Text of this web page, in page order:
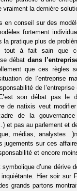
vraiment la dernière
en conseil sur des
fortement
la pratique plus de
tout à fait sain que
débat dans
que ces règles
de l’entreprise
de
son débat pas le
de natixis veut
de la
et pas au parlement et
médias,
jugements sur ces
et encore
d’une dérive
Hier soir sur
grands partons